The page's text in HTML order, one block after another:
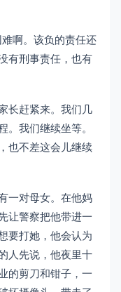
啊。该负的责任还
有刑事责任，也有
长赶紧来。我们几
我们继续坐等。
也不差这会儿继续
一对母女。在他妈
让警察把他带进一
要打她，他会认为
人先说，他夜里十
的剪刀和钳子，一